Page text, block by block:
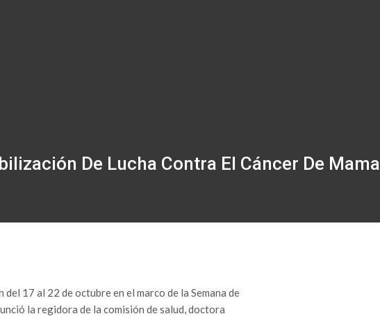
De Lucha Contra El Cáncer De Mama
17 al 22 de octubre en el marco de la Semana de
la regidora de la comisión de salud, doctora